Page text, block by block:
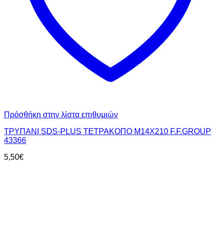
Πρόσθήκη στην λίστα επιθυμιών
ΤΡΥΠΑΝΙ SDS-PLUS ΤΕΤΡΑΚΟΠΟ Μ14X210 F.F.GROUP
43366
5,50€